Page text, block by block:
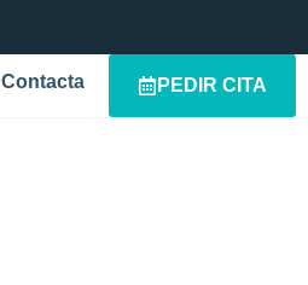
Contacta PEDIR CITA